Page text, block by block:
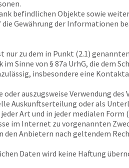
befindlichen Objekte sowie
Gewährung der Informationen
nur zu dem in Punkt (2.1)
Sinne von § 87a UrhG, die dem
insbesondere eine
auszugsweise Verwendung des
Auskunftserteilung oder als
Art und in jeder medialen
im Internet zu vorgenannten
Anbietern nach geltendem
Daten wird keine Haftung